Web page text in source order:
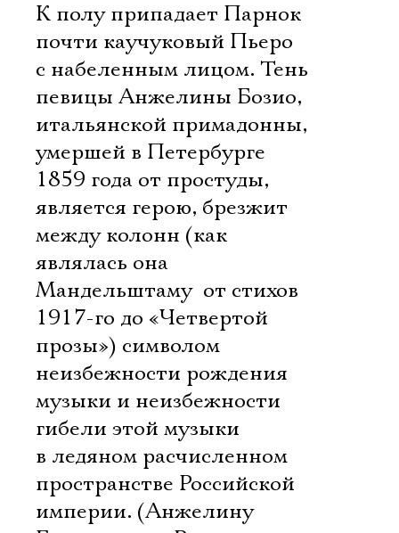
К полу припадает Парнок 
почти каучуковый Пьеро
с набеленным лицом. Тень
певицы Анжелины Бозио,
итальянской примадонны,
умершей в Петербурге
1859 года от простуды,
является герою, брезжит
между колонн (как
являлась она
Мандельштаму  от стихов
1917-го до «Четвертой
прозы») символом
неизбежности рождения
музыки и неизбежности
гибели этой музыки
в ледяном расчисленном
пространстве Российской
империи. (Анжелину